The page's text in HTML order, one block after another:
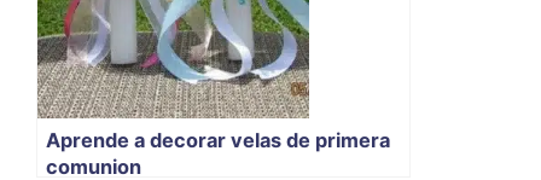
Aprende a decorar velas de primera
comunion